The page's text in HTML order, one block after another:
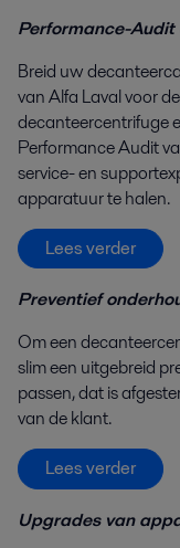
Performance-
Breid uw
van Alfa Laval voor
decanteercentrifuge
Performance Audit
service- en
apparatuur te halen.
Lees verder
Preventief
Om een
slim een uitgebreid
passen, dat is
van de klant.
Lees verder
Upgrades van